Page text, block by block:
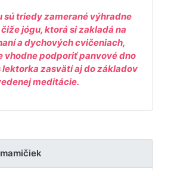
sú triedy zamerané výhradne
jógu, ktorá si zakladá na
a dychových cvičeniach,
vhodne podporiť panvové dno
lektorka zasvätí aj do základov
meditácie.